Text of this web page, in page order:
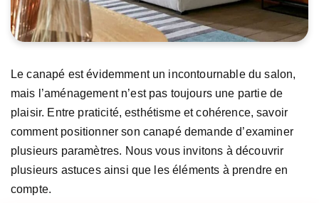
Le canapé est évidemment un incontournable du salon,
mais l’aménagement n’est pas toujours une partie de
plaisir. Entre praticité, esthétisme et cohérence, savoir
comment positionner son canapé demande d’examiner
plusieurs paramètres. Nous vous invitons à découvrir
plusieurs astuces ainsi que les éléments à prendre en
compte.